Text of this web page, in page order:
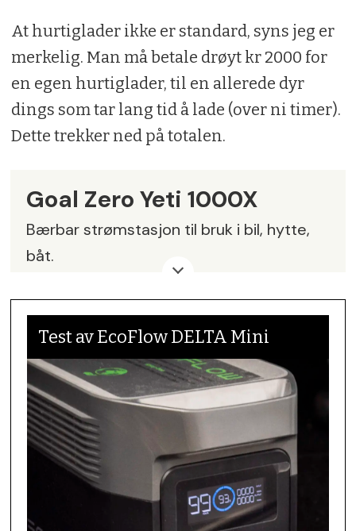
At hurtiglader ikke er standard, syns jeg er
merkelig. Man må betale drøyt kr 2000 for
en egen hurtiglader, til en allerede dyr
dings som tar lang tid å lade (over ni timer).
Dette trekker ned på totalen.
Goal Zero Yeti 1000X
Bærbar strømstasjon til bruk i bil, hytte,
båt.
Størrelse:25,98 x 38,74 x 25,04 cm
Kapasitet: 983Wh (10.8V, 96,8Ah)
Annet: Kan styres med app.
Pris: kr 19 999
Leverandør
: Active Response Nordic,
active.response-nordic.no
Test av EcoFlow DELTA Mini